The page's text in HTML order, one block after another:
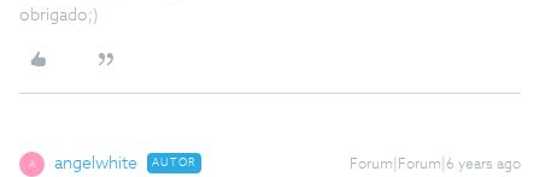
obrigado;)
A angelwhite AUTOR Forum|Forum|6 years ago